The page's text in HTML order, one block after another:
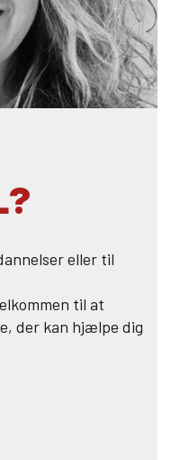
eller til
til at
der kan hjælpe dig